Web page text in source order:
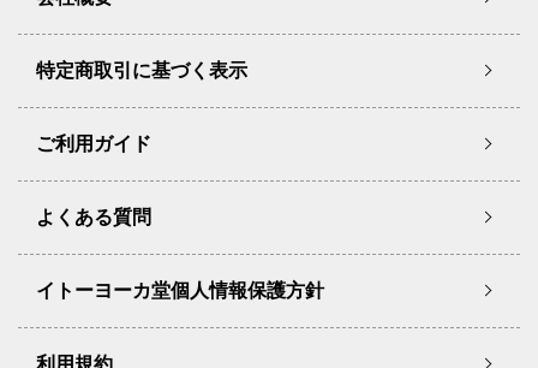
特定商取引に基づく表示
ご利用ガイド
よくある質問
イトーヨーカ堂個人情報保護方針
利用規約